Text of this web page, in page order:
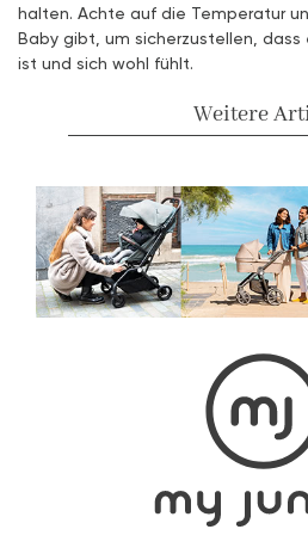
halten. Achte auf die Temperatur
Baby gibt, um sicherzustellen,
ist und sich wohl fühlt.
Weitere